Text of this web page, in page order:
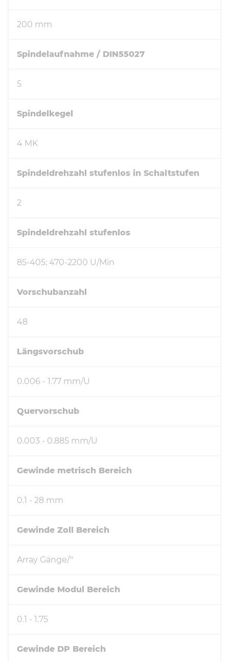
200 mm
Spindelaufnahme / DIN55027
5
Spindelkegel
4 MK
Spindeldrehzahl stufenlos in Schaltstufen
2
Spindeldrehzahl stufenlos
85-405; 470-2200 U/Min
Vorschubanzahl
48
Längsvorschub
0.006 - 1.77 mm/U
Quervorschub
0.003 - 0.885 mm/U
Gewinde metrisch Bereich
0.1 - 28 mm
Gewinde Zoll Bereich
Array Gänge/"
Gewinde Modul Bereich
0.1 - 1.75
Gewinde DP Bereich